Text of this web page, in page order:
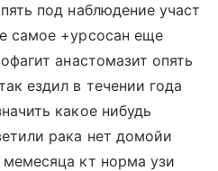
под наблюдение участ
самое +урсосан еще
анастомазит опять
ездил в течении года
какое нибудь
рака нет домойи
кт норма узи